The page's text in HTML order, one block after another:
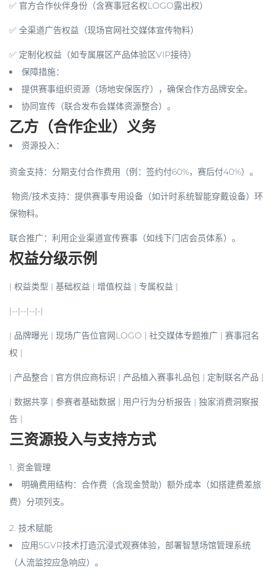
✅ 官方合作伙伴身份（含赛事冠名权LOGO露出权）
✅ 全渠道广告权益（现场官网社交媒体宣传物料）
✅ 定制化权益（如专属展区产品体验区VIP接待）
保障措施：
提供赛事组织资源（场地安保医疗），确保合作方品牌安全。
协同宣传（联合发布会媒体资源整合）。
乙方（合作企业）义务
资源投入：
资金支持：分期支付合作费用（例：签约付60%，赛后付40%）。
物资/技术支持：提供赛事专用设备（如计时系统智能穿戴设备）环
保物料。
联合推广：利用企业渠道宣传赛事（如线下门店会员体系）。
权益分级示例
| 权益类型 | 基础权益 | 增值权益 | 专属权益 |
|--|--|--|-|
| 品牌曝光 | 现场广告位官网LOGO | 社交媒体专题推广 | 赛事冠名
权 |
| 产品整合 | 官方供应商标识 | 产品植入赛事礼品包 | 定制联名产品 |
| 数据共享 | 参赛者基础数据 | 用户行为分析报告 | 独家消费洞察报
告 |
三资源投入与支持方式
1. 资金管理
明确费用结构：合作费（含现金赞助）额外成本（如搭建费差旅
费）分项列支。
2. 技术赋能
应用5GVR技术打造沉浸式观赛体验，部署智慧场馆管理系统
（人流监控应急响应）。